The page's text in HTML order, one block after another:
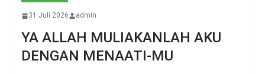
31 Juli 2026 admin
YA ALLAH MULIAKANLAH AKU
DENGAN MENAATI-MU